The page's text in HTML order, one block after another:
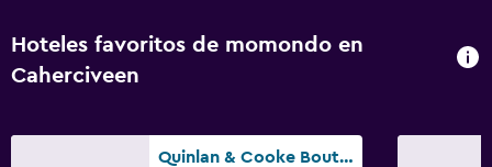
Hoteles favoritos de momondo en
Caherciveen
Quinlan & Cooke Boutique Townhouse